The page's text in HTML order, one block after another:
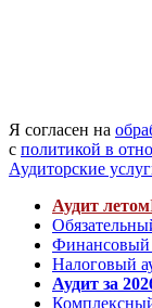
Я согласен на
с политикой в
Аудиторские
Аудит летом
Финансовый
Налоговый
Аудит за